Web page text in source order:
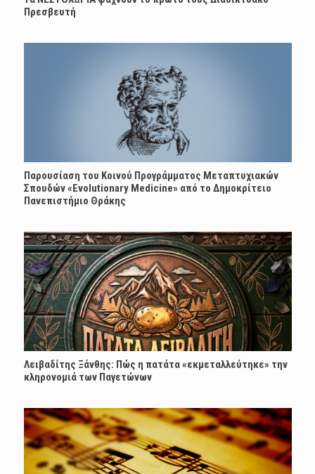
Πρεσβευτή
Παρουσίαση του Κοινού Προγράμματος Μεταπτυχιακών
Σπουδών «Evolutionary Medicine» από το Δημοκρίτειο
Πανεπιστήμιο Θράκης
Λειβαδίτης Ξάνθης: Πώς η πατάτα «εκμεταλλεύτηκε» την
κληρονομιά των Παγετώνων